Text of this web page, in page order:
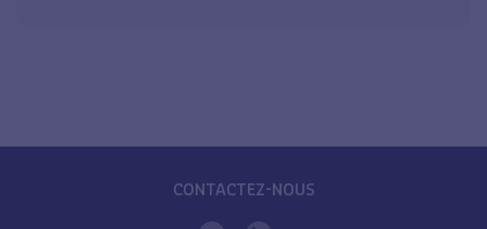
CONTACTEZ-NOUS